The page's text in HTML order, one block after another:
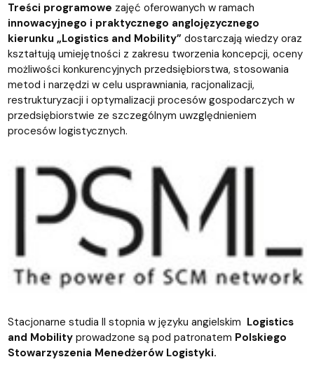
Treści programowe zajęć oferowanych w ramach
innowacyjnego i praktycznego anglojęzycznego
kierunku „Logistics and Mobility”dostarczają wiedzy oraz
kształtują umiejętności z zakresu tworzenia koncepcji, oceny
możliwości konkurencyjnych przedsiębiorstwa, stosowania
metod i narzędzi w celu usprawniania, racjonalizacji,
restrukturyzacji i optymalizacji procesów gospodarczych w
przedsiębiorstwie ze szczególnym uwzględnieniem
procesów logistycznych.
Stacjonarne studia II stopnia w języku angielskim Logistics
and Mobilityprowadzone są pod patronatem Polskiego
Stowarzyszenia Menedżerów Logistyki.